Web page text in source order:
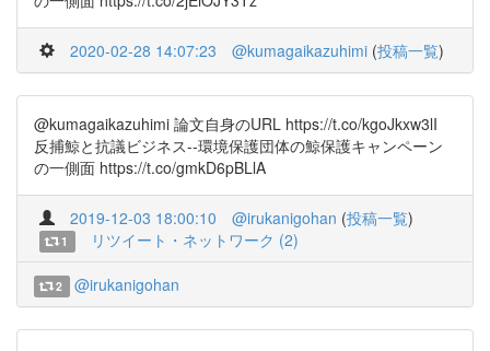
2020-02-28 14:07:23 @kumagaikazuhimi (投稿一覧)
@kumagaikazuhimi 論文自身のURL https://t.co/kgoJkxw3lI
反捕鯨と抗議ビジネス--環境保護団体の鯨保護キャンペーン
の一側面 https://t.co/gmkD6pBLlA
2019-12-03 18:00:10 @irukanigohan (投稿一覧)
1 リツイート・ネットワーク (2)
2 @irukanigohan